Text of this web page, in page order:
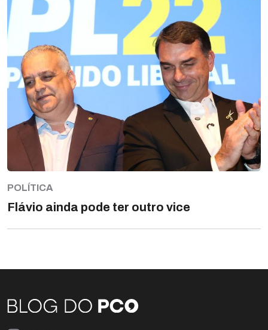
POLÍTICA
Flávio ainda pode ter outro vice